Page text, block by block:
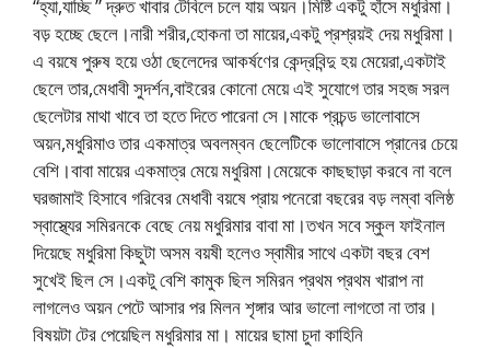
“হ্যা,যাচ্ছি ” দ্রুত খাবার টেবিলে চলে যায় অয়ন।মিষ্টি একটু হাঁসে মধুরিমা।
বড় হচ্ছে ছেলে।নারী শরীর,হোকনা তা মায়ের,একটু প্রশ্রয়ই দেয় মধুরিমা।
এ বয়ষে পুরুষ হয়ে ওঠা ছেলেদের আকর্ষণের কেন্দ্রবিন্দু হয় মেয়েরা,একটাই
ছেলে তার,মেধাবী সুদর্শন,বাইরের কোনো মেয়ে এই সুযোগে তার সহজ সরল
ছেলেটার মাথা খাবে তা হতে দিতে পারেনা সে।মাকে প্রচন্ড ভালোবাসে
অয়ন,মধুরিমাও তার একমাত্র অবলম্বন ছেলেটিকে ভালোবাসে প্রানের চেয়ে
বেশি।বাবা মায়ের একমাত্র মেয়ে মধুরিমা।মেয়েকে কাছছাড়া করবে না বলে
ঘরজামাই হিসাবে গরিবের মেধাবী বয়ষে প্রায় পনেরো বছরের বড় লম্বা বলিষ্ঠ
স্বাস্থ্যের সমিরনকে বেছে নেয় মধুরিমার বাবা মা।তখন সবে স্কুল ফাইনাল
দিয়েছে মধুরিমা কিছুটা অসম বয়ষী হলেও স্বামীর সাথে একটা বছর বেশ
সুখেই ছিল সে।একটু বেশি কামুক ছিল সমিরন প্রথম প্রথম খারাপ না
লাগলেও অয়ন পেটে আসার পর মিলন শৃঙ্গার আর ভালো লাগতো না তার।
বিষয়টা টের পেয়েছিল মধুরিমার মা। মায়ের ছামা চুদা কাহিনি